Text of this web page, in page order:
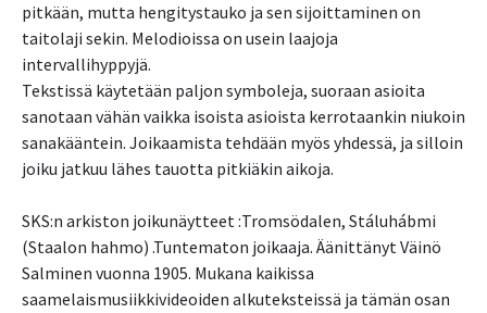
pitkään, mutta hengitystauko ja sen sijoittaminen on
taitolaji sekin. Melodioissa on usein laajoja
intervallihyppyjä.
Tekstissä käytetään paljon symboleja, suoraan asioita
sanotaan vähän vaikka isoista asioista kerrotaankin niukoin
sanakääntein. Joikaamista tehdään myös yhdessä, ja silloin
joiku jatkuu lähes tauotta pitkiäkin aikoja.
SKS:n arkiston joikunäytteet :Tromsödalen, Stáluhábmi
(Staalon hahmo) .Tuntematon joikaaja. Äänittänyt Väinö
Salminen vuonna 1905. Mukana kaikissa
saamelaismusiikkivideoiden alkuteksteissä ja tämän osan